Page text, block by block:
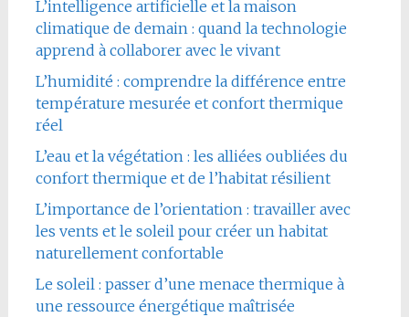
L’intelligence artificielle et la maison
climatique de demain : quand la technologie
apprend à collaborer avec le vivant
L’humidité : comprendre la différence entre
température mesurée et confort thermique
réel
L’eau et la végétation : les alliées oubliées du
confort thermique et de l’habitat résilient
L’importance de l’orientation : travailler avec
les vents et le soleil pour créer un habitat
naturellement confortable
Le soleil : passer d’une menace thermique à
une ressource énergétique maîtrisée